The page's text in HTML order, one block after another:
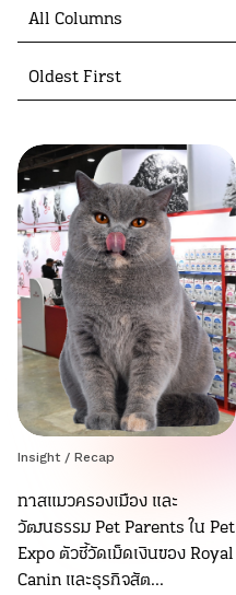
All Columns
Oldest First
Insight / Recap
ทาสแมวครองเมือง และ
วัฒนธรรม Pet Parents ใน Pet
Expo ตัวชี้วัดเม็ดเงินของ Royal
Canin และธุรกิจสัต...